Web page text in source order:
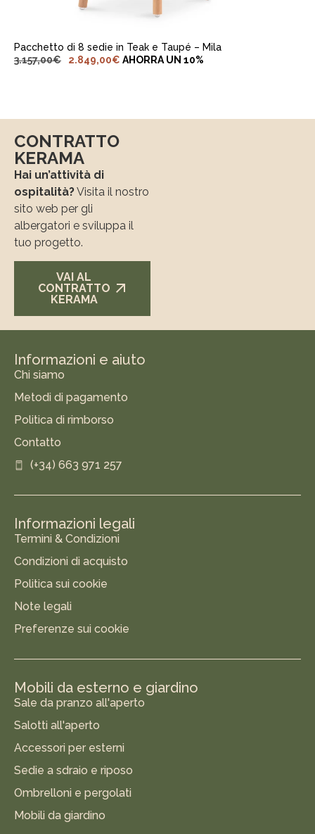
Pacchetto di 8 sedie in Teak e Taupé – Mila
3.157,00€ 2.849,00€ AHORRA UN 10%
CONTRATTO
KERAMA
Hai un’attività di
ospitalità?Visita il nostro
sito web per gli
albergatori e sviluppa il
tuo progetto.
VAI AL
CONTRATTO
KERAMA
Informazioni e aiuto
Chi siamo
Metodi di pagamento
Politica di rimborso
Contatto
(+34) 663 971 257
Informazioni legali
Termini & Condizioni
Condizioni di acquisto
Politica sui cookie
Note legali
Preferenze sui cookie
Mobili da esterno e giardino
Sale da pranzo all'aperto
Salotti all'aperto
Accessori per esterni
Sedie a sdraio e riposo
Ombrelloni e pergolati
Mobili da giardino